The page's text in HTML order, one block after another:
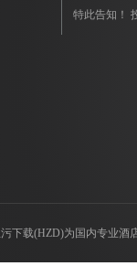
特此告知
下载(HZD)为国内专业酒